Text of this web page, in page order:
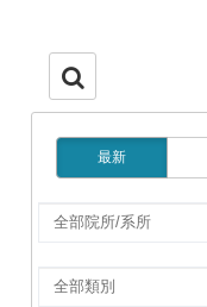
最新
選
所/
選